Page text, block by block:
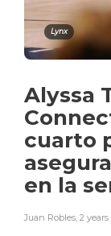
Lynx
Alyssa
cuarto
en la
Juan Robles, 2 years